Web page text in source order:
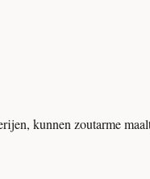
kunnen zoutarme